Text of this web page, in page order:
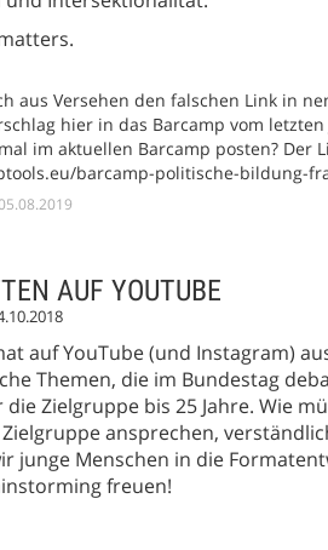
aus Versehen den falschen Link in
hier in das Barcamp vom
im aktuellen Barcamp posten? Der
barcamp-politische-bildung-
AUF YOUTUBE
auf YouTube (und Instagram)
Themen, die im Bundestag
Zielgruppe bis 25 Jahre. Wie
ansprechen,
junge Menschen in die
freuen!